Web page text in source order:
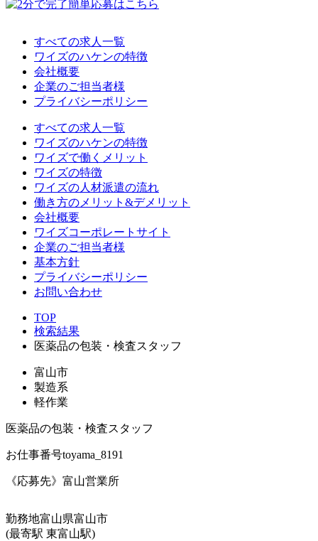
すべての求人一覧
ワイズのハケンの特徴
会社概要
企業のご担当者様
プライバシーポリシー
すべての求人一覧
ワイズのハケンの特徴
ワイズで働くメリット
ワイズの特徴
ワイズの人材派遣の流れ
働き方のメリット&デメリット
会社概要
ワイズコーポレートサイト
企業のご担当者様
基本方針
プライバシーポリシー
お問い合わせ
TOP
検索結果
医薬品の包装・検査スタッフ
富山市
製造系
軽作業
医薬品の包装・検査スタッフ
お仕事番号toyama_8191
《応募先》富山営業所
勤務地富山県富山市
(最寄駅 東富山駅)